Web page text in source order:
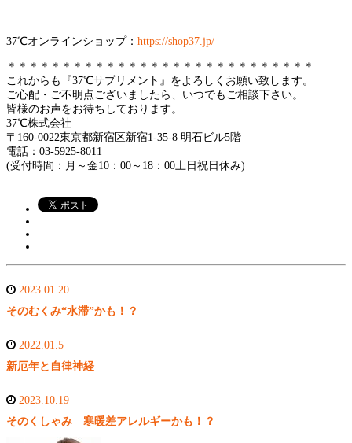
37℃オンラインショップ： https://shop37.jp/
＊＊＊＊＊＊＊＊＊＊＊＊＊＊＊＊＊＊＊＊＊＊＊＊＊＊＊＊
これからも『37℃サプリメント』をよろしくお願い致します。
ご心配・ご不明点ございましたら、いつでもご相談下さい。
皆様のお声をお待ちしております。
37℃株式会社
〒160-0022東京都新宿区新宿1-35-8 明石ビル5階
電話：03-5925-8011
(受付時間：月～金10：00～18：00土日祝日休み)
2023.01.20
そのむくみ“水滞”かも！？
2022.01.5
新厄年と自律神経
2023.10.19
そのくしゃみ 寒暖差アレルギーかも！？